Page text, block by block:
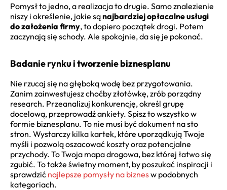
Pomysł to jedno, a realizacja to drugie. Samo znalezienie
niszy i określenie, jakie sąnajbardziej opłacalne usługi
do założenia firmy, to dopiero początek drogi. Potem
zaczynają się schody. Ale spokojnie, da się je pokonać.
Badanie rynku i tworzenie biznesplanu
Nie rzucaj się na głęboką wodę bez przygotowania.
Zanim zainwestujesz choćby złotówkę, zrób porządny
research. Przeanalizuj konkurencję, określ grupę
docelową, przeprowadź ankiety. Spisz to wszystko w
formie biznesplanu. To nie musi być dokument na sto
stron. Wystarczy kilka kartek, które uporządkują Twoje
myśli i pozwolą oszacować koszty oraz potencjalne
przychody. To Twoja mapa drogowa, bez której łatwo się
zgubić. To także świetny moment, by poszukać inspiracji i
sprawdzić najlepsze pomysły na biznesw podobnych
kategoriach.